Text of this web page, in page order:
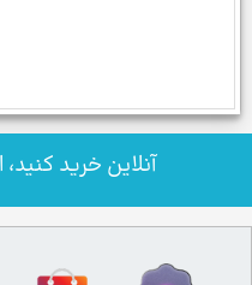
آنلاین خرید